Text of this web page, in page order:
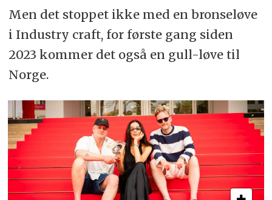
Men det stoppet ikke med en bronseløve
i Industry craft, for første gang siden
2023 kommer det også en gull-løve til
Norge.